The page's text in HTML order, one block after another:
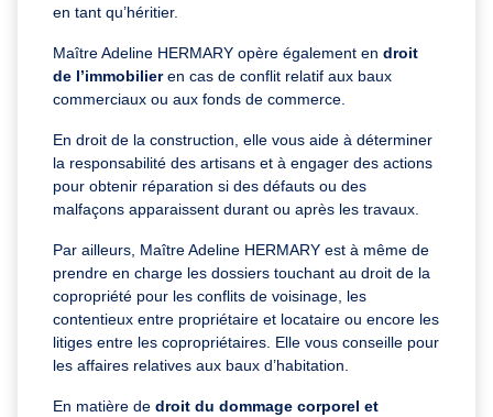
en tant qu’héritier.
Maître Adeline HERMARY opère également en droit
de l’immobilieren cas de conflit relatif aux baux
commerciaux ou aux fonds de commerce.
En droit de la construction, elle vous aide à déterminer
la responsabilité des artisans et à engager des actions
pour obtenir réparation si des défauts ou des
malfaçons apparaissent durant ou après les travaux.
Par ailleurs, Maître Adeline HERMARY est à même de
prendre en charge les dossiers touchant au droit de la
copropriété pour les conflits de voisinage, les
contentieux entre propriétaire et locataire ou encore les
litiges entre les copropriétaires. Elle vous conseille pour
les affaires relatives aux baux d’habitation.
En matière de droit du dommage corporel et